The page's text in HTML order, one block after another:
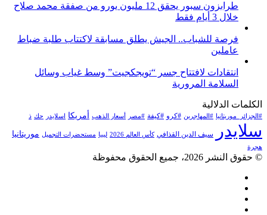
طرابزون سبور يحقق 12 مليون يورو من صفقة محمد صلاح
خلال 3 أيام فقط
فرصة للشباب.. الجيش يطلق مسابقة لاكتتاب طلبة ضباط
عاملين
انتقادات لافتتاح جسر “تويجكجيت” وسط غياب وسائل
السلامة المرورية
الكلمات الدلالية
#الجزائر_موريتانيا #المهاجرين #كرو #كيفة #مصر أسعار الذهب أمريكا اسلايدر حك ذ
سلايدر سيف الدين القذافي كأس العالم 2026 ليبيا مستحضرات التجميل موريتانيا
هجرة
© حقوق النشر 2026، جميع الحقوق محفوظة